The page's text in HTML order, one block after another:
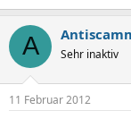
A Sehr inaktiv
11 Februar 2012